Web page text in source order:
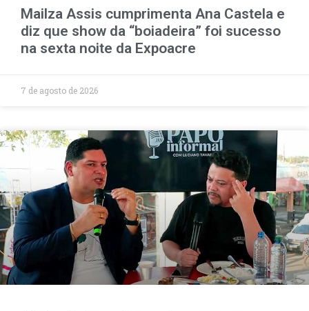
Mailza Assis cumprimenta Ana Castela e
diz que show da “boiadeira” foi sucesso
na sexta noite da Expoacre
7 de agosto de 2026